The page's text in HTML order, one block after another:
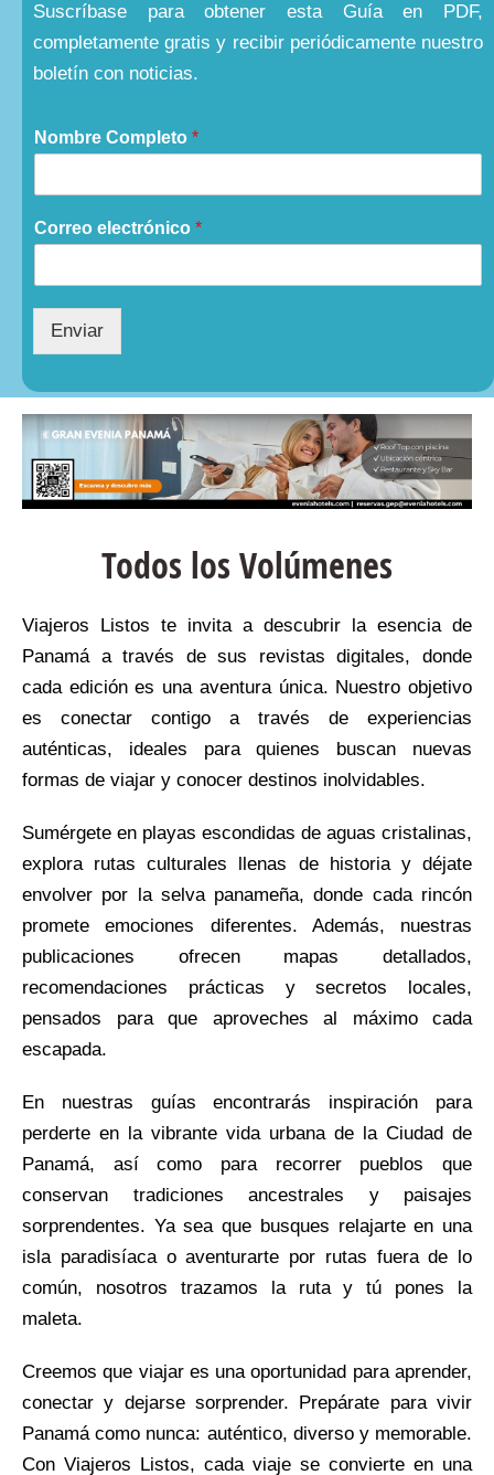
Suscríbase para obtener esta Guía en PDF,
completamente gratis y recibir periódicamente nuestro
boletín con noticias.
Nombre Completo *
Correo electrónico *
Enviar
Todos los Volúmenes
Viajeros Listos te invita a descubrir la esencia de
Panamá a través de sus revistas digitales, donde
cada edición es una aventura única. Nuestro objetivo
es conectar contigo a través de experiencias
auténticas, ideales para quienes buscan nuevas
formas de viajar y conocer destinos inolvidables.
Sumérgete en playas escondidas de aguas cristalinas,
explora rutas culturales llenas de historia y déjate
envolver por la selva panameña, donde cada rincón
promete emociones diferentes. Además, nuestras
publicaciones ofrecen mapas detallados,
recomendaciones prácticas y secretos locales,
pensados para que aproveches al máximo cada
escapada.
En nuestras guías encontrarás inspiración para
perderte en la vibrante vida urbana de la Ciudad de
Panamá, así como para recorrer pueblos que
conservan tradiciones ancestrales y paisajes
sorprendentes. Ya sea que busques relajarte en una
isla paradisíaca o aventurarte por rutas fuera de lo
común, nosotros trazamos la ruta y tú pones la
maleta.
Creemos que viajar es una oportunidad para aprender,
conectar y dejarse sorprender. Prepárate para vivir
Panamá como nunca: auténtico, diverso y memorable.
Con Viajeros Listos, cada viaje se convierte en una